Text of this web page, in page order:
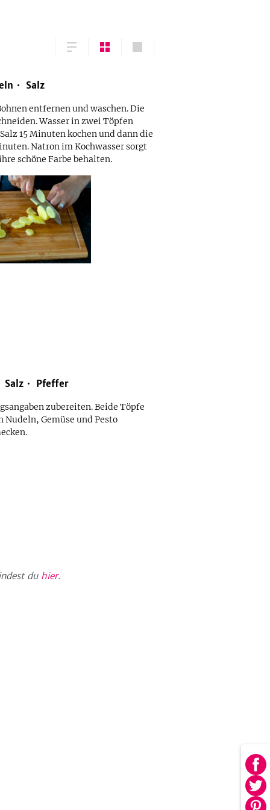
Salz
entfernen und waschen. Die
Wasser in zwei Töpfen
15 Minuten kochen und dann die
Natron im Kochwasser sorgt
schöne Farbe behalten.
Salz Pfeffer
zubereiten. Beide Töpfe
Nudeln, Gemüse und Pesto
du hier.